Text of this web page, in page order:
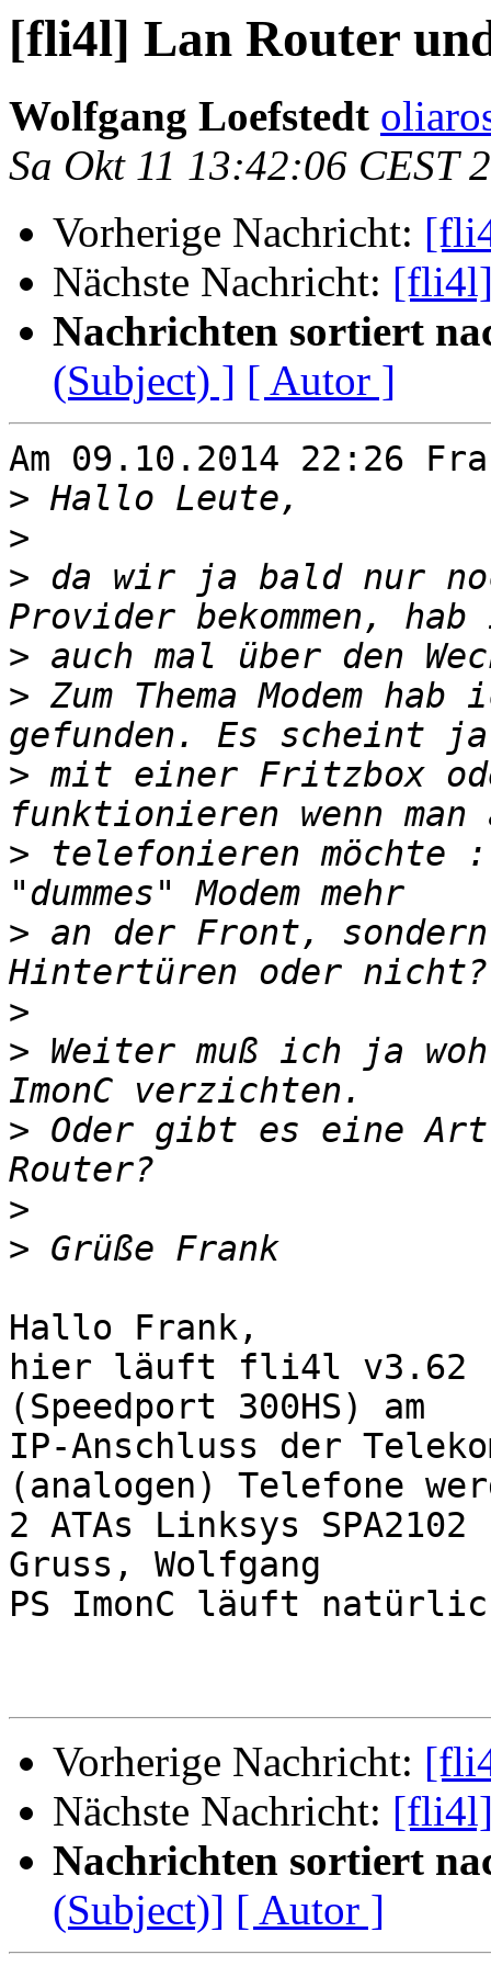
[fli4l] Lan Router
Wolfgang Loefstedt
Sa Okt 11 13:42:06 CEST
Vorherige Nachricht:
Nächste Nachricht: [fli4l]
Nachrichten sortiert
(Subject) ] [ Autor ]
Am 09.10.2014 22:26
>
>
> da wir ja bald nur
>
> Zum Thema Modem
> mit einer Fritzbox
> telefonieren
> an der Front,
>
> Weiter muß ich ja
> Oder gibt es eine
>
>
Hallo Frank,
hier läuft fli4l v3.62
(Speedport 300HS) am
IP-Anschluss der
(analogen) Telefone
2 ATAs Linksys
Gruss, Wolfgang
PS ImonC läuft
Vorherige Nachricht:
Nächste Nachricht: [fli4l]
Nachrichten sortiert
(Subject)] [ Autor ]